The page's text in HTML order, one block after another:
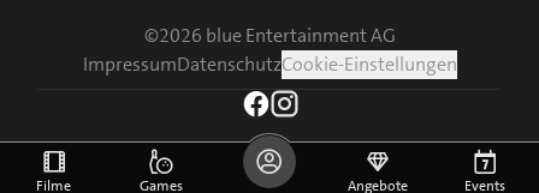
©2026 blue Entertainment AG
ImpressumDatenschutzCookie-Einstellungen
Filme Games Angebote Events